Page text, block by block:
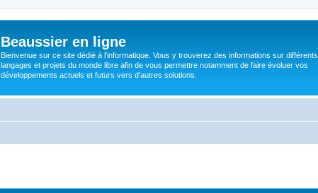
Beaussier en ligne
Bienvenue sur ce site dédié à l'informatique. Vous y trouverez des informations sur différents
langages et projets du monde libre afin de vous permettre notamment de faire évoluer vos
développements actuels et futurs vers d'autres solutions.